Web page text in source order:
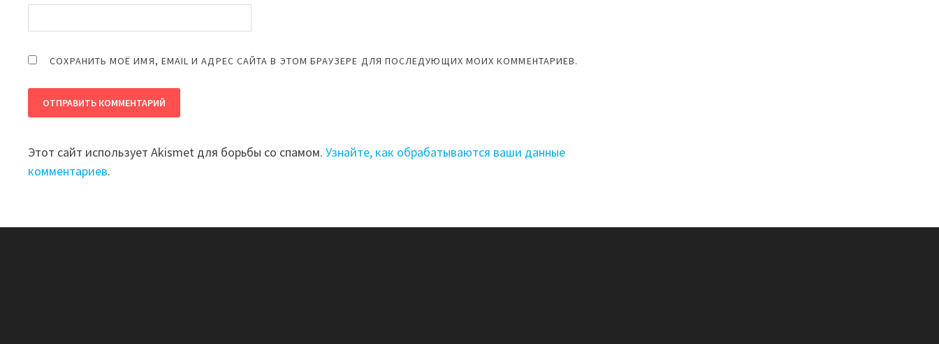
СОХРАНИТЬ МОЁ ИМЯ, EMAIL И АДРЕС САЙТА В ЭТОМ БРАУЗЕРЕ ДЛЯ ПОСЛЕДУЮЩИХ МОИХ КОММЕНТАРИЕВ.
Этот сайт использует Akismet для борьбы со спамом.Узнайте, как обрабатываются ваши данные
комментариев.